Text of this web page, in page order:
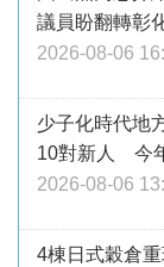
議員盼翻轉彰
2026-08-06
少子化時代地
10對新人 今
2026-08-06
4棟日式穀倉